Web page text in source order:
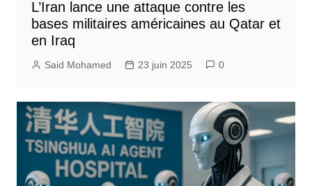
L’Iran lance une attaque contre les
bases militaires américaines au Qatar et
en Iraq
Said Mohamed 23 juin 2025 0